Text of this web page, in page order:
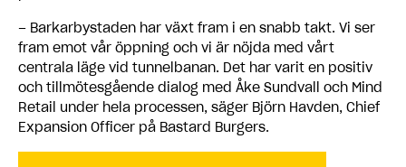
– Barkarbystaden har växt fram i en snabb takt. Vi ser
fram emot vår öppning och vi är nöjda med vårt
centrala läge vid tunnelbanan. Det har varit en positiv
och tillmötesgående dialog med Åke Sundvall och Mind
Retail under hela processen, säger Björn Havden, Chief
Expansion Officer på Bastard Burgers.